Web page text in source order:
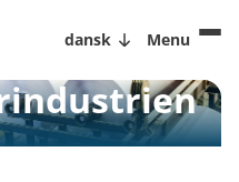
dansk Menu